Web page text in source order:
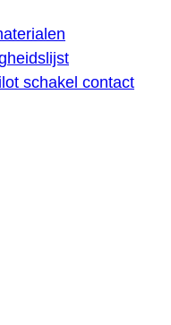
schakel contact